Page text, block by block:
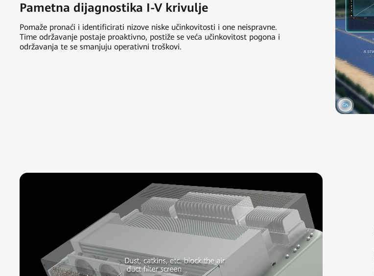
Pametna dijagnostika I-V krivulje
Pomaže pronaći i identificirati nizove niske učinkovitosti i one neispravne.
Time održavanje postaje proaktivno, postiže se veća učinkovitost pogona i
održavanja te se smanjuju operativni troškovi.